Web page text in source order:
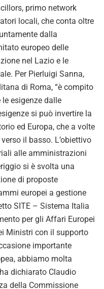
primo network
locali, che conta oltre
dalla
europeo delle
nel Lazio e le
Per Pierluigi Sanna,
di Roma, “è compito
esigenze dalle
si può invertire la
ed Europa, che a volte
il basso. L’obiettivo
alle amministrazioni
si è svolta una
di proposte
europei a gestione
SITE – Sistema Italia
per gli Affari Europei
Ministri con il supporto
importante
abbiamo molta
dichiarato Claudio
della Commissione